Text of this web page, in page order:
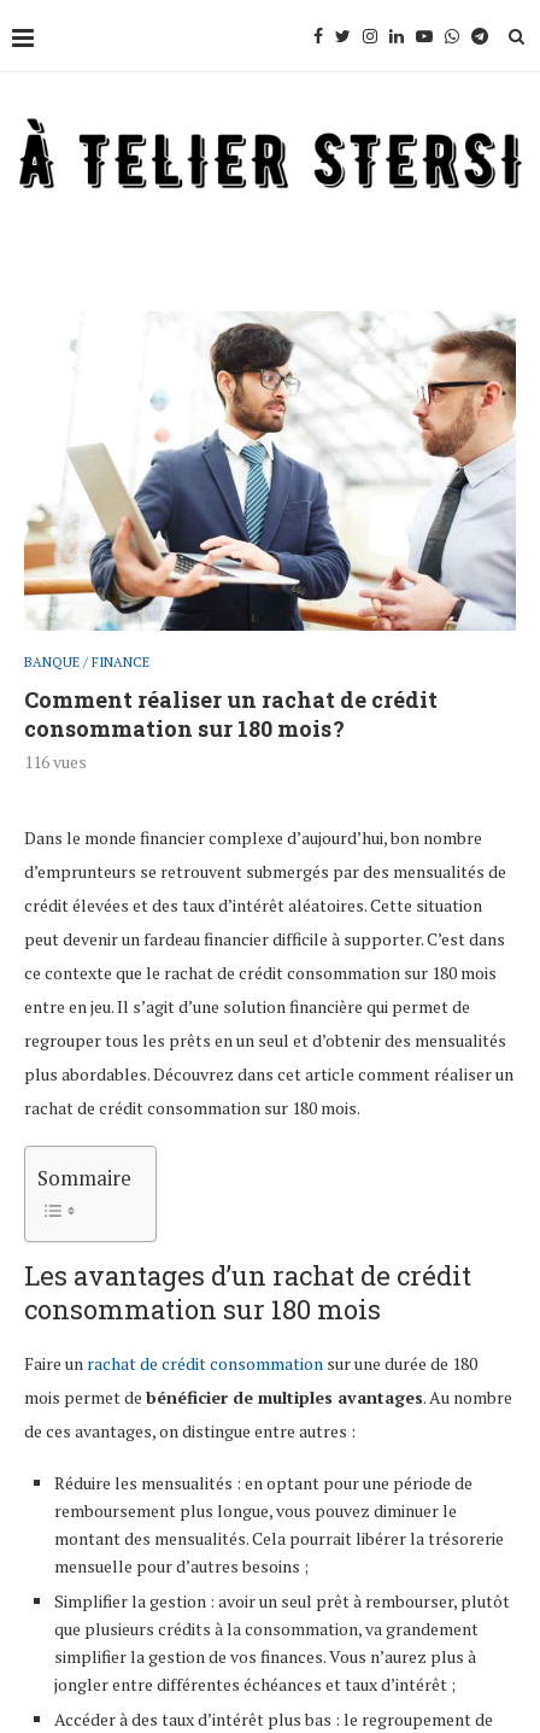
BANQUE / FINANCE
Comment réaliser un rachat de crédit
consommation sur 180 mois ?
116vues
Dans le monde financier complexe d’aujourd’hui, bon nombre
d’emprunteurs se retrouvent submergés par des mensualités de
crédit élevées et des taux d’intérêt aléatoires. Cette situation
peut devenir un fardeau financier difficile à supporter. C’est dans
ce contexte que le rachat de crédit consommation sur 180 mois
entre en jeu. Il s’agit d’une solution financière qui permet de
regrouper tous les prêts en un seul et d’obtenir des mensualités
plus abordables. Découvrez dans cet article comment réaliser un
rachat de crédit consommation sur 180 mois.
Sommaire
Les avantages d’un rachat de crédit
consommation sur 180 mois
Faire un rachat de crédit consommation sur une durée de 180
mois permet de bénéficier de multiples avantages. Au nombre
de ces avantages, on distingue entre autres :
Réduire les mensualités : en optant pour une période de
remboursement plus longue, vous pouvez diminuer le
montant des mensualités. Cela pourrait libérer la trésorerie
mensuelle pour d’autres besoins ;
Simplifier la gestion : avoir un seul prêt à rembourser, plutôt
que plusieurs crédits à la consommation, va grandement
simplifier la gestion de vos finances. Vous n’aurez plus à
jongler entre différentes échéances et taux d’intérêt ;
Accéder à des taux d’intérêt plus bas : le regroupement de